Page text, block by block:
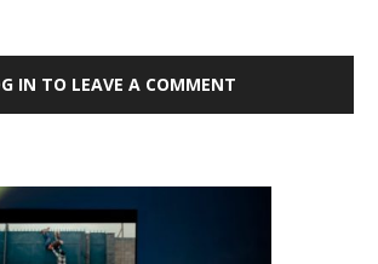
IN TO LEAVE A COMMENT